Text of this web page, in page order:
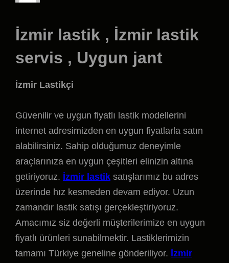
İzmir lastik , İzmir lastik
servis , Uygun jant
İzmir Lastikçi
Güvenilir ve uygun fiyatlı lastik modellerini
internet adresimizden en uygun fiyatlarla satın
alabilirsiniz. Sahip olduğumuz deneyimle
araçlarınıza en uygun çeşitleri elinizin altına
getiriyoruz. İzmir lastik satışlarımız bu adres
üzerinde hız kesmeden devam ediyor. Uzun
zamandır lastik satışı gerçekleştiriyoruz.
Amacımız siz değerli müşterilerimize en uygun
fiyatlı ürünleri sunabilmektir. Lastiklerimizin
tamamı Türkiye geneline gönderiliyor. İzmir